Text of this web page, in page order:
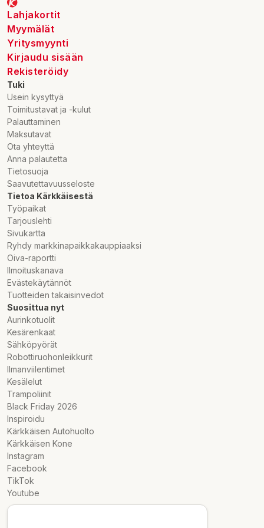
Lahjakortit
Myymälät
Yritysmyynti
Kirjaudu sisään
Rekisteröidy
Tuki
Usein kysyttyä
Toimitustavat ja -kulut
Palauttaminen
Maksutavat
Ota yhteyttä
Anna palautetta
Tietosuoja
Saavutettavuusseloste
Tietoa Kärkkäisestä
Työpaikat
Tarjouslehti
Sivukartta
Ryhdy markkinapaikkakauppiaaksi
Oiva-raportti
Ilmoituskanava
Evästekäytännöt
Tuotteiden takaisinvedot
Suosittua nyt
Aurinkotuolit
Kesärenkaat
Sähköpyörät
Robottiruohonleikkurit
Ilmanviilentimet
Kesälelut
Trampoliinit
Black Friday 2026
Inspiroidu
Kärkkäisen Autohuolto
Kärkkäisen Kone
Instagram
Facebook
TikTok
Youtube